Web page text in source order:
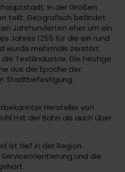
In der Großen
teilt. Geografisch befindet
Jahrhunderten eher um ein
Jahres 1255 für die ein rund
wurde mehrmals zerstört.
Textilindustrie. Die heutige
aus der Epoche der
Stadtbefestigung
Hersteller von
mit der Bahn als auch über
ist tief in der Region
und die